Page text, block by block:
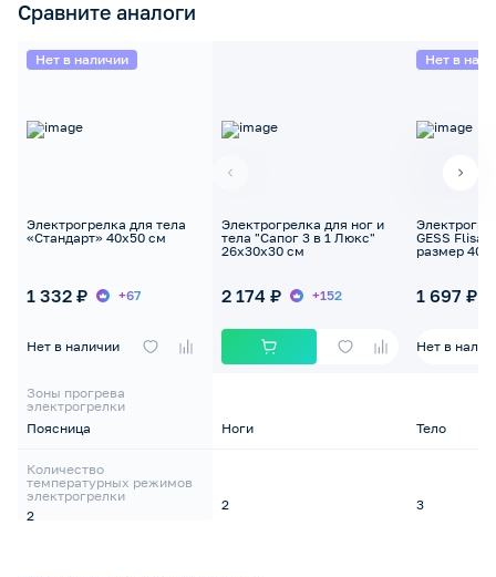
Сравните аналоги
Нет в наличии
Электрогрелка для тела
«Стандарт» 40х50 см
1 332 ₽ +67
Нет в наличии
Зоны прогрева
электрогрелки
Поясница
Количество
температурных режимов
электрогрелки
2
Электрогрелка для ног и
тела "Сапог 3 в 1 Люкс"
26х30х30 см
2 174 ₽ +152
Ноги
2
Нет в
GESS Flisa
размер
1 697 ₽
Нет в
Тело
3